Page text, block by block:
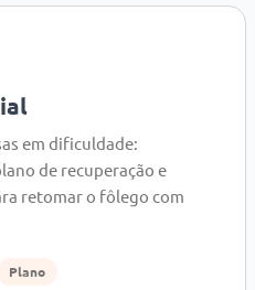
em dificuldade:
de recuperação e
retomar o fôlego com
Plano